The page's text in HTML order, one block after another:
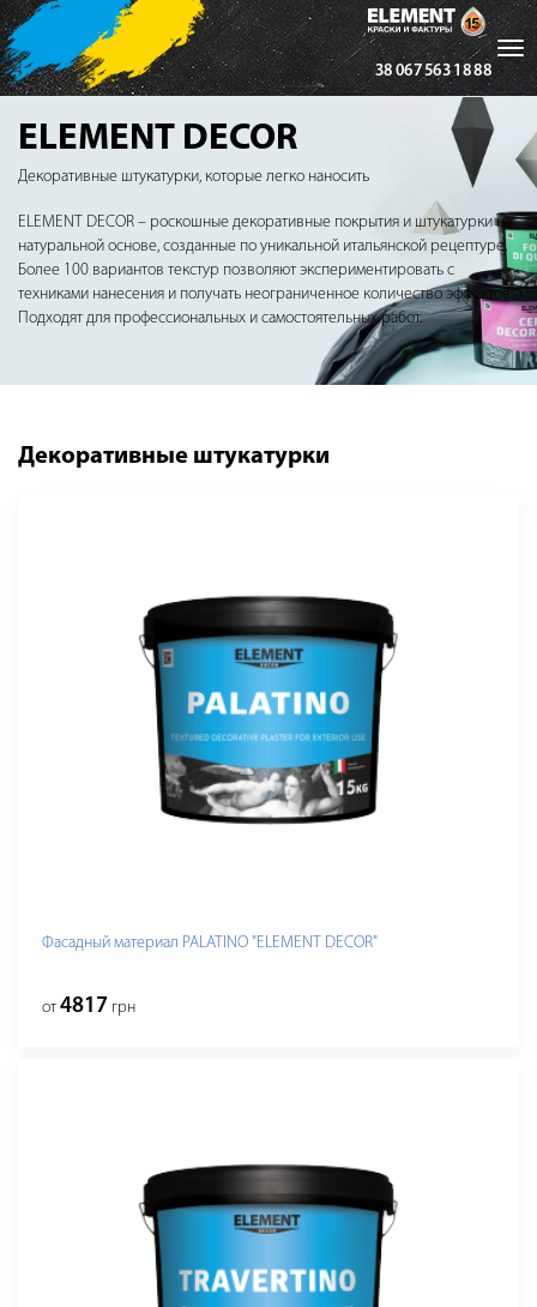
38 067 563 18 88
ELEMENT DECOR
Декоративные штукатурки, которые легко наносить
ELEMENT DECOR – роскошные декоративные покрытия и штукатурки на
натуральной основе, созданные по уникальной итальянской рецептуре.
Более 100 вариантов текстур позволяют экспериментировать с
техниками нанесения и получать неограниченное количество эффектов.
Подходят для профессиональных и самостоятельных работ.
Декоративные штукатурки
Фасадный материал PALATINO "ELEMENT DECOR"
от4817 грн